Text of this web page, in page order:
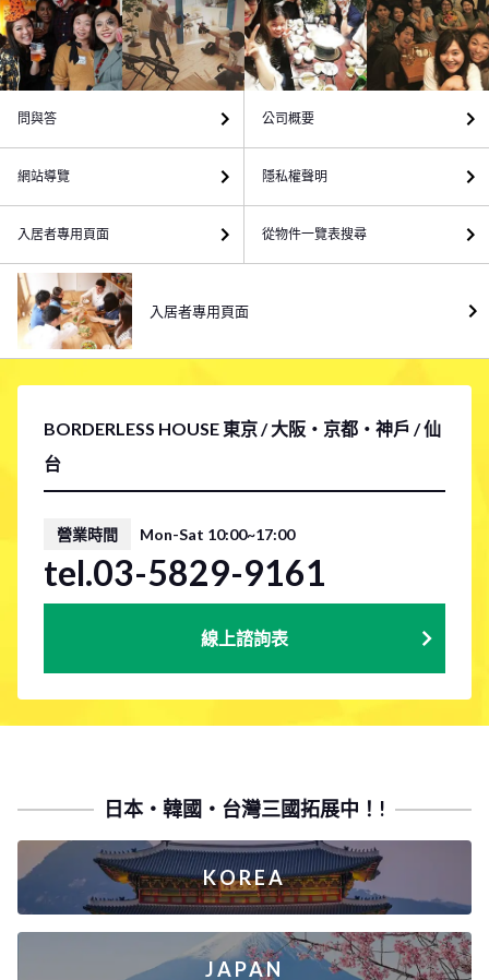
BORDERLESS HOUSE 東京 / 大阪・京都・神戶 / 仙
台
營業時間 Mon-Sat 10:00~17:00
tel.03-5829-9161
線上諮詢表
問與答 公司概要
網站導覽 隱私權聲明
入居者專用頁面 從物件一覽表搜尋
入居者專用頁面
日本・韓國・台灣三國拓展中！!
KOREA
JAPAN